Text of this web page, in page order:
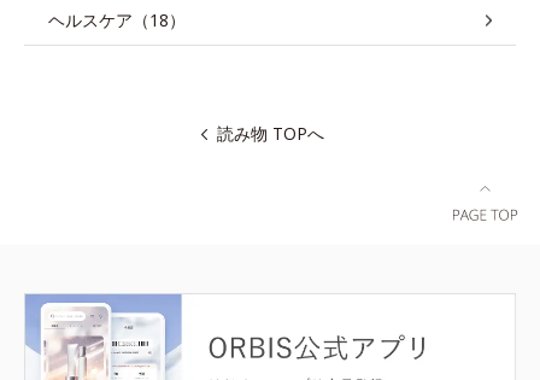
ヘルスケア（18）
読み物 TOPへ